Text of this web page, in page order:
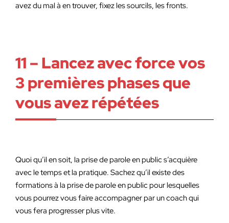
avez du mal à en trouver, fixez les sourcils, les fronts.
11 – Lancez avec force vos
3 premières phases que
vous avez répétées
Quoi qu’il en soit, la prise de parole en public s’acquière
avec le temps et la pratique. Sachez qu’il existe des
formations à la prise de parole en public pour lesquelles
vous pourrez vous faire accompagner par un coach qui
vous fera progresser plus vite.